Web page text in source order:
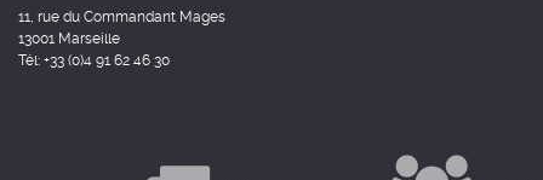
11, rue du Commandant Mages
13001 Marseille
Tél: +33 (0)4 91 62 46 30